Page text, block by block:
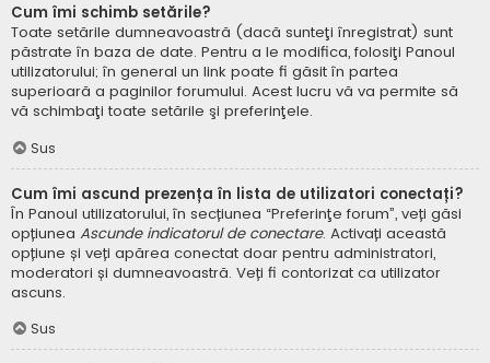
Cum îmi schimb setările?
Toate setările dumneavoastră (dacă sunteţi înregistrat) sunt
păstrate în baza de date. Pentru a le modifica, folosiţi Panoul
utilizatorului; în general un link poate fi găsit în partea
superioară a paginilor forumului. Acest lucru vă va permite să
vă schimbaţi toate setările şi preferinţele.
Sus
Cum îmi ascund prezența în lista de utilizatori conectați?
În Panoul utilizatorului, în secțiunea “Preferinţe forum”, veți găsi
opțiunea Ascunde indicatorul de conectare. Activați această
opțiune și veți apărea conectat doar pentru administratori,
moderatori și dumneavoastră. Veți fi contorizat ca utilizator
ascuns.
Sus